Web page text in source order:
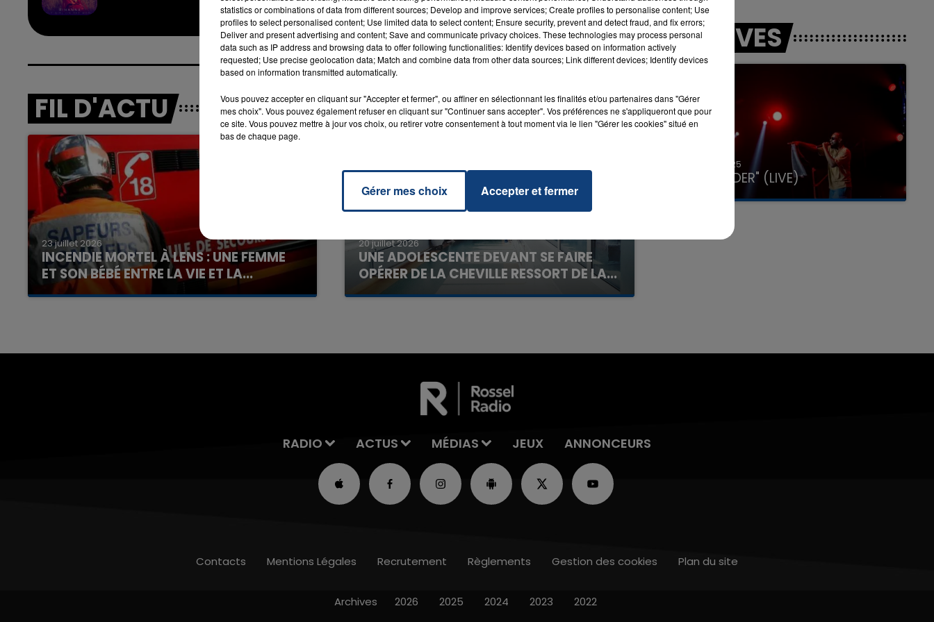
FIL D'ACTU
23 juillet 2026
INCENDIE MORTEL À LENS : UNE FEMME
ET SON BÉBÉ ENTRE LA VIE ET LA...
Un homme s'est immolé par le feu après avoir
20 juillet 2026
UNE ADOLESCENTE DEVANT SE FAIRE
OPÉRER DE LA CHEVILLE RESSORT DE LA...
La famille a porté plainte contre la clinique qui a
LES LIVES
31 janvier 2025
GIMS "SPIDER" (LIVE)
RADIO ACTUS MÉDIAS JEUX ANNONCEURS
Contacts Mentions Légales Recrutement Règlements Gestion des cookies Plan du site
Archives 2026 2025 2024 2023 2022
statistics or combinations of data from different sources; Develop and improve services; Create profiles to personalise content; Use
profiles to select personalised content; Use limited data to select content; Ensure security, prevent and detect fraud, and fix errors;
Deliver and present advertising and content; Save and communicate privacy choices. These technologies may process personal
data such as IP address and browsing data to offer following functionalities: Identify devices based on information actively
requested; Use precise geolocation data; Match and combine data from other data sources; Link different devices; Identify devices
based on information transmitted automatically.
Vous pouvez accepter en cliquant sur "Accepter et fermer", ou affiner en sélectionnant les finalités et/ou partenaires dans "Gérer
mes choix". Vous pouvez également refuser en cliquant sur "Continuer sans accepter". Vos préférences ne s'appliqueront que pour
ce site. Vous pouvez mettre à jour vos choix, ou retirer votre consentement à tout moment via le lien "Gérer les cookies" situé en
bas de chaque page.
Gérer mes choix Accepter et fermer